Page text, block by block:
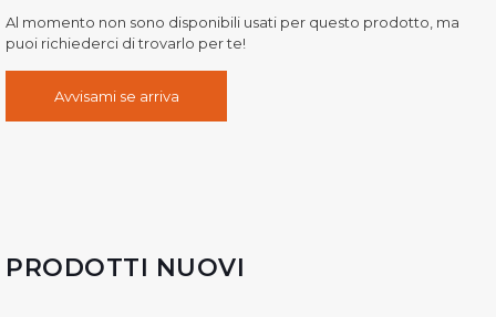
Al momento non sono disponibili usati per questo prodotto, ma
puoi richiederci di trovarlo per te!
Avvisami se arriva
PRODOTTI NUOVI